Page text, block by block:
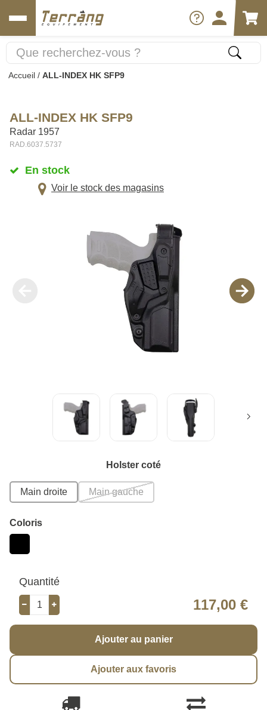
Accueil / ALL-INDEX HK SFP9
ALL-INDEX HK SFP9
Radar 1957
RAD.6037.5737
En stock
Voir le stock des magasins
Holster coté
Main droite Main gauche
Coloris
Quantité
117,00 €
Ajouter au panier
Ajouter aux favoris